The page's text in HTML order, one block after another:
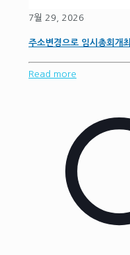
7월 29, 2026
주소변경으로 임시총회개최
Read more